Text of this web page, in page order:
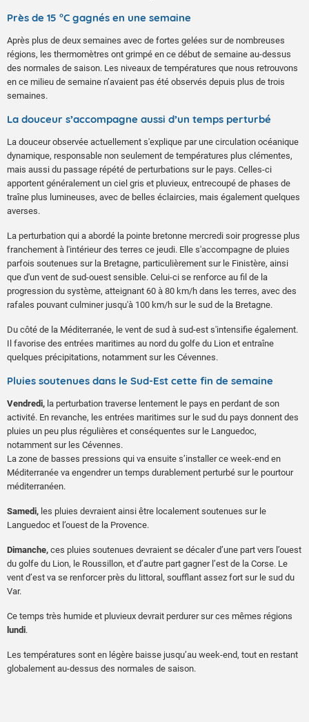
Près de 15 °C gagnés en une semaine
Après plus de deux semaines avec de fortes gelées sur de nombreuses
régions, les thermomètres ont grimpé en ce début de semaine au-dessus
des normales de saison. Les niveaux de températures que nous retrouvons
en ce milieu de semaine n’avaient pas été observés depuis plus de trois
semaines.
La douceur s’accompagne aussi d’un temps perturbé
La douceur observée actuellement s'explique par une circulation océanique
dynamique, responsable non seulement de températures plus clémentes,
mais aussi du passage répété de perturbations sur le pays. Celles-ci
apportent généralement un ciel gris et pluvieux, entrecoupé de phases de
traîne plus lumineuses, avec de belles éclaircies, mais également quelques
averses.
La perturbation qui a abordé la pointe bretonne mercredi soir progresse plus
franchement à l'intérieur des terres ce jeudi. Elle s'accompagne de pluies
parfois soutenues sur la Bretagne, particulièrement sur le Finistère, ainsi
que d'un vent de sud-ouest sensible. Celui-ci se renforce au fil de la
progression du système, atteignant 60 à 80 km/h dans les terres, avec des
rafales pouvant culminer jusqu'à 100 km/h sur le sud de la Bretagne.
Du côté de la Méditerranée, le vent de sud à sud-est s'intensifie également.
Il favorise des entrées maritimes au nord du golfe du Lion et entraîne
quelques précipitations, notamment sur les Cévennes.
Pluies soutenues dans le Sud-Est cette fin de semaine
Vendredi, la perturbation traverse lentement le pays en perdant de son
activité. En revanche, les entrées maritimes sur le sud du pays donnent des
pluies un peu plus régulières et conséquentes sur le Languedoc,
notamment sur les Cévennes.
La zone de basses pressions qui va ensuite s’installer ce week-end en
Méditerranée va engendrer un temps durablement perturbé sur le pourtour
méditerranéen.
Samedi, les pluies devraient ainsi être localement soutenues sur le
Languedoc et l’ouest de la Provence.
Dimanche, ces pluies soutenues devraient se décaler d’une part vers l’ouest
du golfe du Lion, le Roussillon, et d’autre part gagner l’est de la Corse. Le
vent d’est va se renforcer près du littoral, soufflant assez fort sur le sud du
Var.
Ce temps très humide et pluvieux devrait perdurer sur ces mêmes régions
lundi.
Les températures sont en légère baisse jusqu’au week-end, tout en restant
globalement au-dessus des normales de saison.